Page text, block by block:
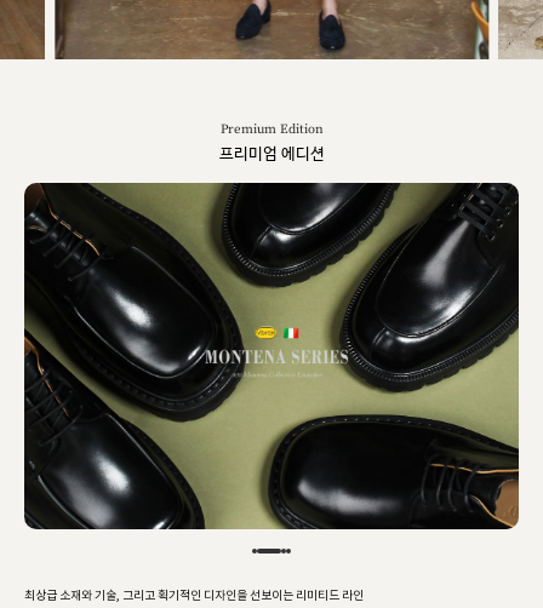
Premium Edition
프리미엄 에디션
최상급 소재와 기술, 그리고 획기적인 디자인을 선보이는 리미티드 라인